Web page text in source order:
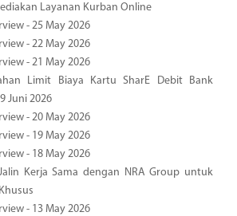
Layanan Kurban Online
- 25 May 2026
- 22 May 2026
- 21 May 2026
Limit Biaya Kartu SharE Debit Bank
Juni 2026
- 20 May 2026
- 19 May 2026
- 18 May 2026
Kerja Sama dengan NRA Group untuk
- 13 May 2026